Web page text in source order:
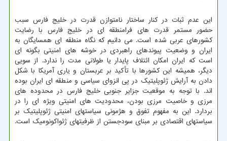
این عدم ثبات در کنار ساختار نامتوازن قدرت در خلیج فارس سبب
حضور مستمر قدرت های فرامنطقه ای در خلیج فارس با رضایت
کشورهای عربی شده است. می دانیم که نگاه منطقه ای همسایگان به
ایران و وضعیت پیوندهای راهبردی در خوشه های امنیتی بگونه ای
است که ایران امکان ائتلاف پایدار یا طولانی مدت را ندارد. از سویی
دیگر، همیشه این کشورها با تأکید بر عربستان و یاری آمریکا با شکل
دادن به آرایش ژئوپلیتیک در پی انزوای سیاسی و منطقه ای ایران بوده
اند. با توجه به موقعیت جزایر جنوبی خلیج فارس در محدوده های
مرزی و خاصیت مرزی بودن، محدودیت های امنیتی ویژه ای را در
بردارد. این به مفهوم تفوق و هژمونی سیاستهای امنیتی ژئوپلیتیک بر
سیاستهای اقتصادی بر مبنای سودجستن از ظرفیتهای ژئواکونومیک است.